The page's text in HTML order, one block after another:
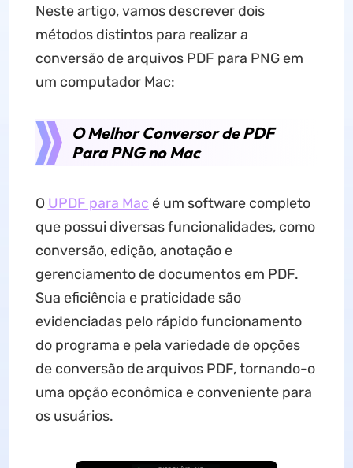
Neste artigo, vamos descrever dois
métodos distintos para realizar a
conversão de arquivos PDF para PNG em
um computador Mac:
O Melhor Conversor de PDF
Para PNG no Mac
O UPDF para Mac é um software completo
que possui diversas funcionalidades, como
conversão, edição, anotação e
gerenciamento de documentos em PDF.
Sua eficiência e praticidade são
evidenciadas pelo rápido funcionamento
do programa e pela variedade de opções
de conversão de arquivos PDF, tornando-o
uma opção econômica e conveniente para
os usuários.